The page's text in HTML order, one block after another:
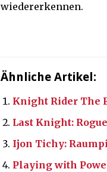
wiedererkennen.
Ähnliche Artikel:
Knight Rider The
Last Knight:
Ijon Tichy:
Playing with